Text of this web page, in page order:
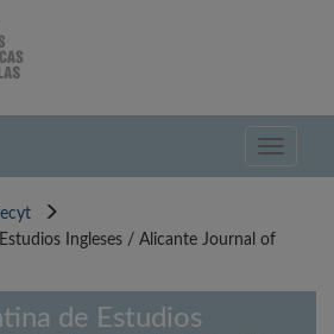
Toggle
Ingleses / Alicante Journal of
de Estudios